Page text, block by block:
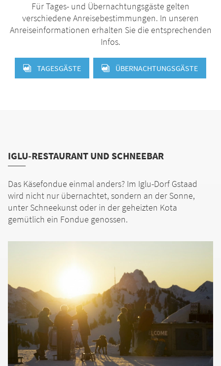
Für Tages- und Übernachtungsgäste gelten
verschiedene Anreisebestimmungen. In unseren
Anreiseinformationen erhalten Sie die entsprechenden
Infos.
TAGESGÄSTE ÜBERNACHTUNGSGÄSTE
IGLU-RESTAURANT UND SCHNEEBAR
Das Käsefondue einmal anders? Im Iglu-Dorf Gstaad
wird nicht nur übernachtet, sondern an der Sonne,
unter Schneekunst oder in der geheizten Kota
gemütlich ein Fondue genossen.